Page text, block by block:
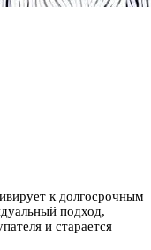
к долгосрочным
подход,
и старается